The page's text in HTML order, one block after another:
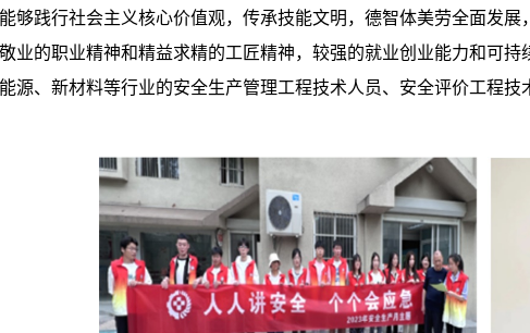
够践行社会主义核心价值观，传承技能文明，德智体美劳全面发
业的职业精神和精益求精的工匠精神，较强的就业创业能力和可
源、新材料等行业的安全生产管理工程技术人员、安全评价工程